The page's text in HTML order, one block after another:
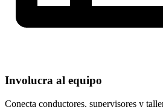
Involucra al equipo
Conecta conductores, supervisores y